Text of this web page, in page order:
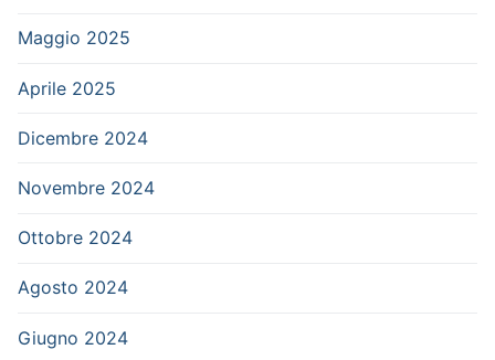
Maggio 2025
Aprile 2025
Dicembre 2024
Novembre 2024
Ottobre 2024
Agosto 2024
Giugno 2024